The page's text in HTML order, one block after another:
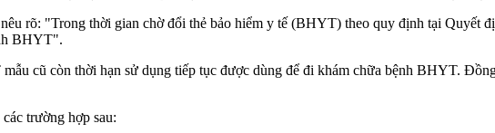
rõ: "Trong thời gian chờ đổi thẻ bảo hiểm y tế (BHYT) theo quy định tại Quyết
BHYT".
cũ còn thời hạn sử dụng tiếp tục được dùng để đi khám chữa bệnh BHYT.
trường hợp sau: